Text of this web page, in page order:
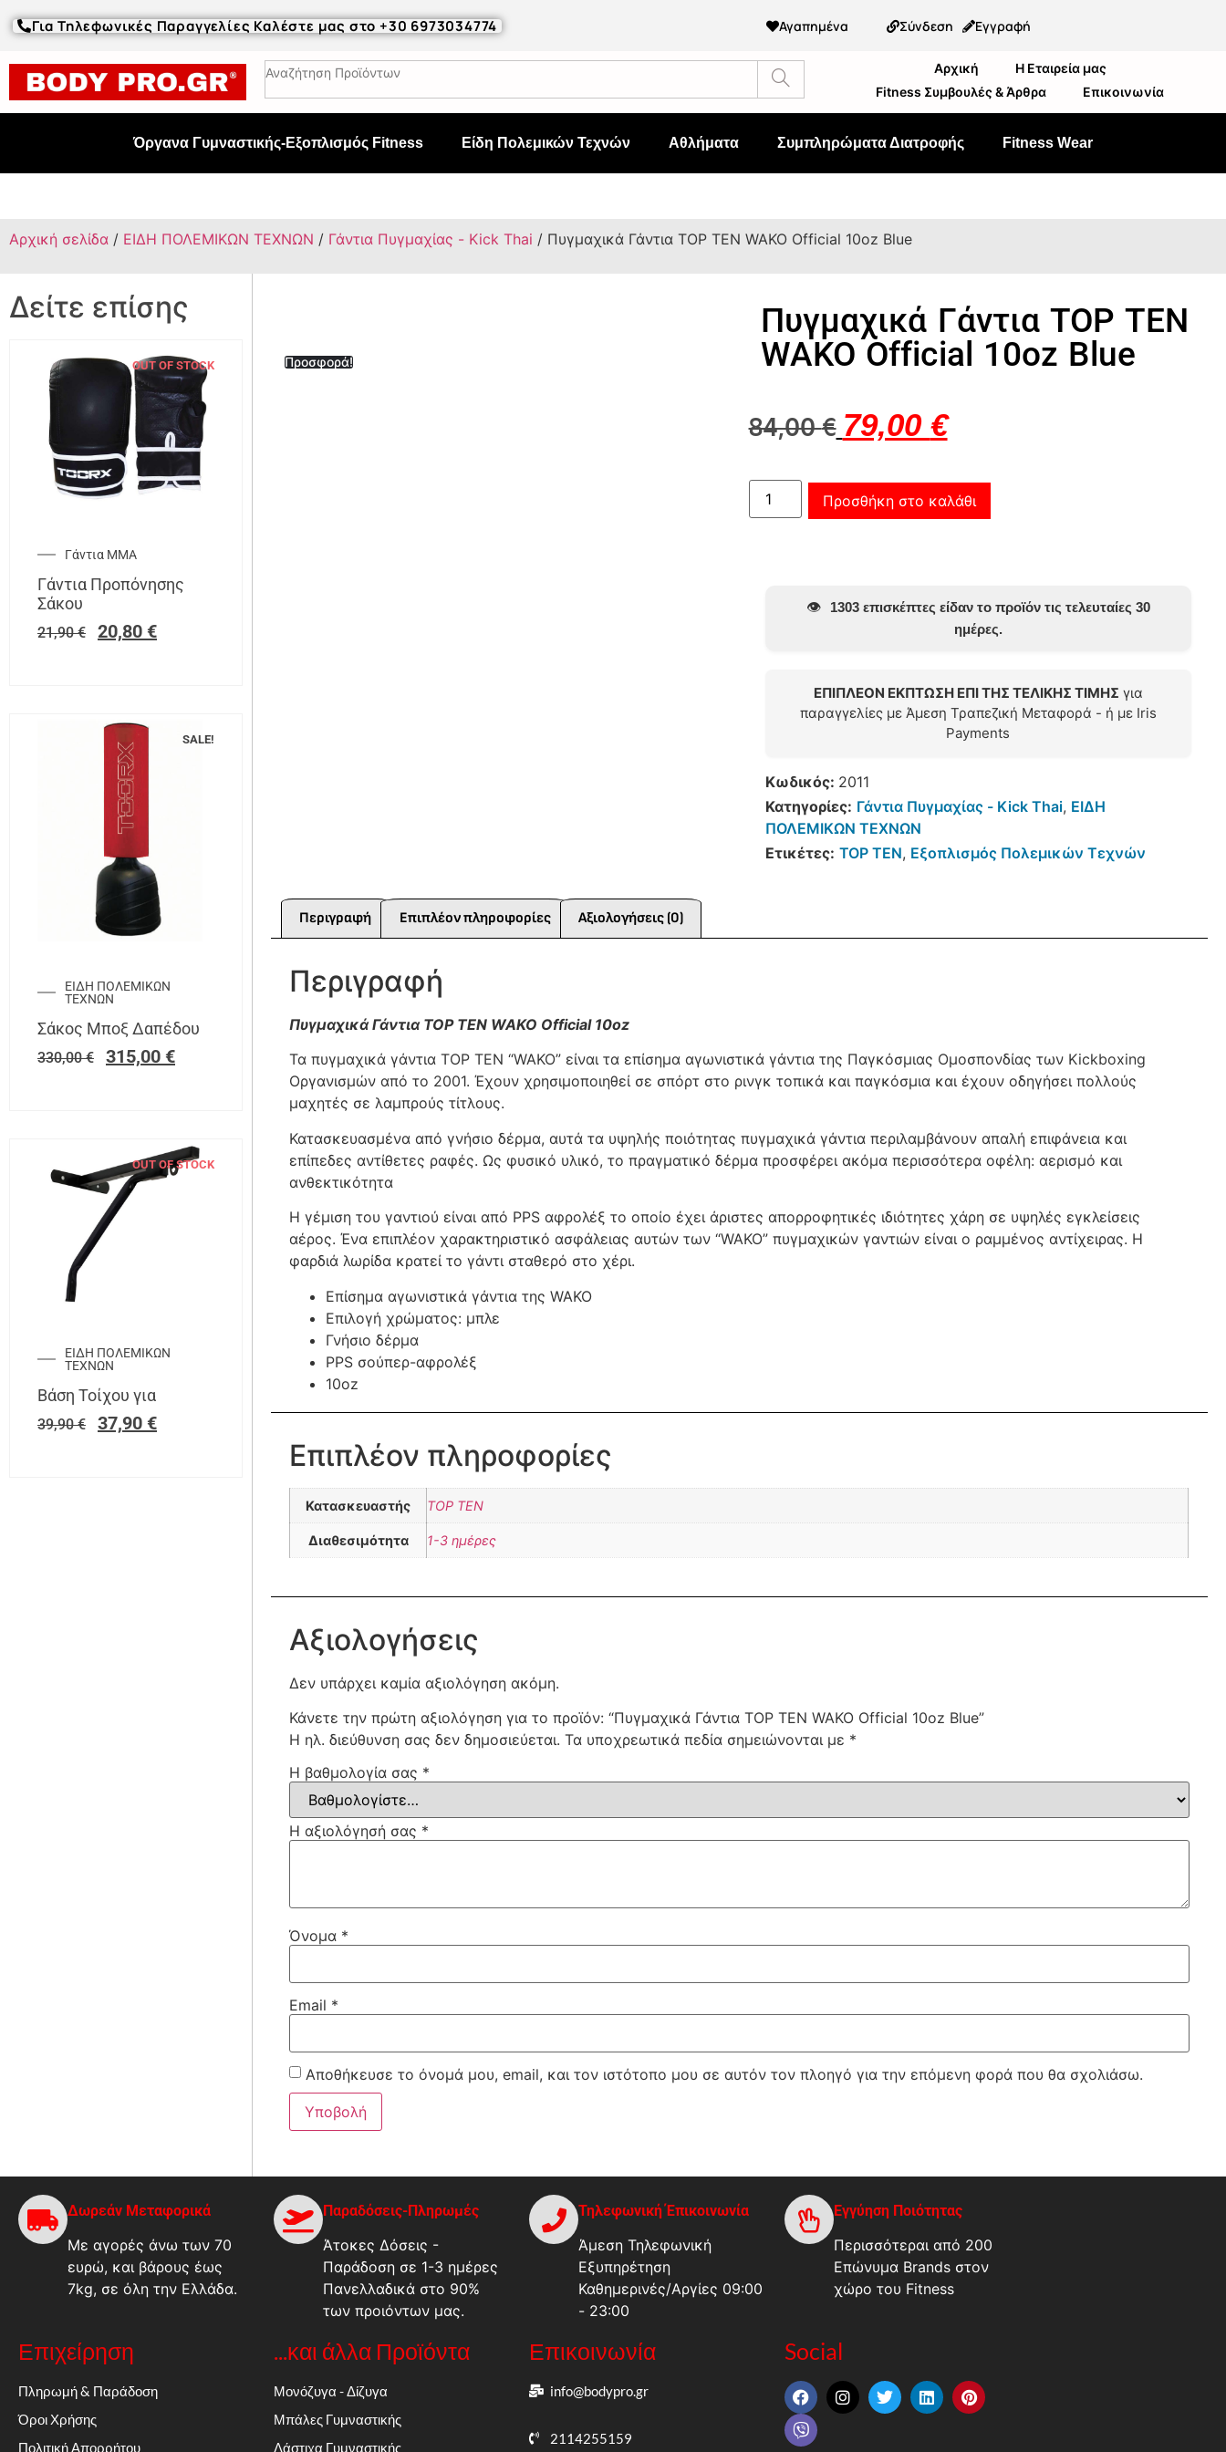
Για Τηλεφωνικές Παραγγελίες Καλέστε μας στο +30 6973034774 Αγαπημένα Σύνδεση Εγγραφή
Αρχική
Η Εταιρεία μας
Fitness Συμβουλές & Άρθρα
Επικοινωνία
Όργανα Γυμναστικής-Εξοπλισμός Fitness Είδη Πολεμικών Τεχνών Αθλήματα Συμπληρώματα Διατροφής Fitness Wear
Αρχική σελίδα / ΕΙΔΗ ΠΟΛΕΜΙΚΩΝ ΤΕΧΝΩΝ / Γάντια Πυγμαχίας - Kick Thai / Πυγμαχικά Γάντια TOP TEN WAKO Official 10oz Blue
Δείτε επίσης
OUT OF STOCK
Γάντια ΜΜΑ
Γάντια Προπόνησης
Σάκου
21,90€ 20,80 €
SALE!
ΕΙΔΗ ΠΟΛΕΜΙΚΩΝ
ΤΕΧΝΩΝ
Σάκος Μποξ Δαπέδου
330,00€ 315,00 €
OUT OF STOCK
ΕΙΔΗ ΠΟΛΕΜΙΚΩΝ
ΤΕΧΝΩΝ
Βάση Τοίχου για
39,90€ 37,90 €
Προσφορά!
Πυγμαχικά Γάντια TOP TEN
WAKO Official 10oz Blue
84,00€ 79,00 €
Προσθήκη στο καλάθι
👁️
1303 επισκέπτες είδαν το προϊόν τις τελευταίες 30
ημέρες.
ΕΠΙΠΛΕΟΝ ΕΚΠΤΩΣΗ ΕΠΙ ΤΗΣ ΤΕΛΙΚΗΣ ΤΙΜΗΣ για
παραγγελίες με Άμεση Τραπεζική Μεταφορά - ή με Iris
Payments
Κωδικός: 2011
Κατηγορίες: Γάντια Πυγμαχίας - Kick Thai, ΕΙΔΗ
ΠΟΛΕΜΙΚΩΝ ΤΕΧΝΩΝ
Ετικέτες: TOP TEN, Εξοπλισμός Πολεμικών Τεχνών
Περιγραφή Επιπλέον πληροφορίες Αξιολογήσεις (0)
Περιγραφή
Πυγμαχικά Γάντια TOP TEN WAKO Official 10oz
Τα πυγμαχικά γάντια TOP TEN “WAKO” είναι τα επίσημα αγωνιστικά γάντια της Παγκόσμιας Ομοσπονδίας των Kickboxing
Οργανισμών από το 2001. Έχουν χρησιμοποιηθεί σε σπόρτ στο ρινγκ τοπικά και παγκόσμια και έχουν οδηγήσει πολλούς
μαχητές σε λαμπρούς τίτλους.
Κατασκευασμένα από γνήσιο δέρμα, αυτά τα υψηλής ποιότητας πυγμαχικά γάντια περιλαμβάνουν απαλή επιφάνεια και
επίπεδες αντίθετες ραφές. Ως φυσικό υλικό, το πραγματικό δέρμα προσφέρει ακόμα περισσότερα οφέλη: αερισμό και
ανθεκτικότητα
Η γέμιση του γαντιού είναι από PPS αφρολέξ το οποίο έχει άριστες απορροφητικές ιδιότητες χάρη σε υψηλές εγκλείσεις
αέρος. Ένα επιπλέον χαρακτηριστικό ασφάλειας αυτών των “WAKO” πυγμαχικών γαντιών είναι ο ραμμένος αντίχειρας. Η
φαρδιά λωρίδα κρατεί το γάντι σταθερό στο χέρι.
Επίσημα αγωνιστικά γάντια της WAKO
Επιλογή χρώματος: μπλε
Γνήσιο δέρμα
PPS σούπερ-αφρολέξ
10oz
Επιπλέον πληροφορίες
Κατασκευαστής TOP TEN
Διαθεσιμότητα 1-3 ημέρες
Αξιολογήσεις
Δεν υπάρχει καμία αξιολόγηση ακόμη.
Κάνετε την πρώτη αξιολόγηση για το προϊόν: “Πυγμαχικά Γάντια TOP TEN WAKO Official 10oz Blue”
Η ηλ. διεύθυνση σας δεν δημοσιεύεται. Τα υποχρεωτικά πεδία σημειώνονται με *
Η βαθμολογία σας *
Η αξιολόγησή σας *
Όνομα *
Email *
Αποθήκευσε το όνομά μου, email, και τον ιστότοπο μου σε αυτόν τον πλοηγό για την επόμενη φορά που θα σχολιάσω.
Δωρεάν Μεταφορικά
Με αγορές άνω των 70
ευρώ, και βάρους έως
7kg, σε όλη την Ελλάδα.
Παραδόσεις-Πληρωμές
Άτοκες Δόσεις -
Παράδοση σε 1-3 ημέρες
Πανελλαδικά στο 90%
των προιόντων μας.
Τηλεφωνική Έπικοινωνία
Άμεση Τηλεφωνική
Εξυπηρέτηση
Καθημερινές/Αργίες 09:00
- 23:00
Εγγύηση Ποιότητας
Περισσότεραι από 200
Επώνυμα Brands στον
χώρο του Fitness
Επιχείρηση
Πληρωμή & Παράδοση
Όροι Χρήσης
Πολιτική Απορρήτου
...και άλλα Προϊόντα
Μονόζυγα - Δίζυγα
Μπάλες Γυμναστικής
Λάστιχα Γυμναστικής
Επικοινωνία
info@bodypro.gr
2114255159
Social